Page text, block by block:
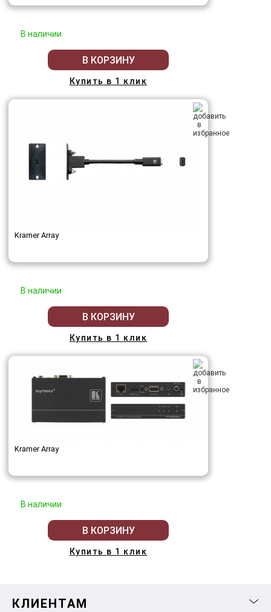
В наличии
В КОРЗИНУ
Купить в 1 клик
Kramer Array
В наличии
В КОРЗИНУ
Купить в 1 клик
Kramer Array
В наличии
В КОРЗИНУ
Купить в 1 клик
КЛИЕНТАМ